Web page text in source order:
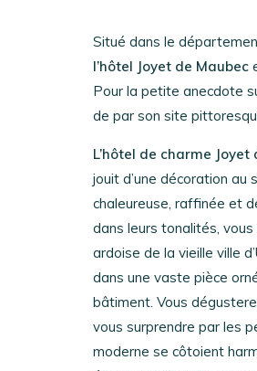
Situé dans le
l’hôtel Joyet de Maubec
Pour la petite anecdote
de par son site
L’hôtel de charme Joyet
jouit d’une décoration au
chaleureuse, raffinée et
dans leurs tonalités,
ardoise de la vieille ville
dans une vaste pièce
bâtiment. Vous
vous surprendre par les
moderne se côtoient